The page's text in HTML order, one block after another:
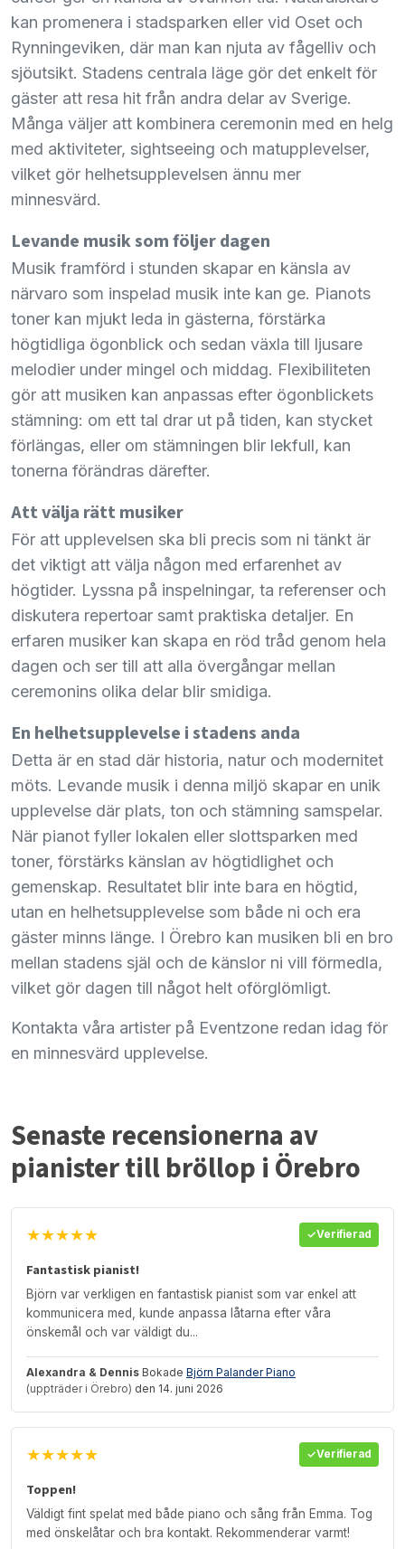
kan promenera i stadsparken eller vid Oset och
Rynningeviken, där man kan njuta av fågelliv och
sjöutsikt. Stadens centrala läge gör det enkelt för
gäster att resa hit från andra delar av Sverige.
Många väljer att kombinera ceremonin med en helg
med aktiviteter, sightseeing och matupplevelser,
vilket gör helhetsupplevelsen ännu mer
minnesvärd.
Levande musik som följer dagen
Musik framförd i stunden skapar en känsla av
närvaro som inspelad musik inte kan ge. Pianots
toner kan mjukt leda in gästerna, förstärka
högtidliga ögonblick och sedan växla till ljusare
melodier under mingel och middag. Flexibiliteten
gör att musiken kan anpassas efter ögonblickets
stämning: om ett tal drar ut på tiden, kan stycket
förlängas, eller om stämningen blir lekfull, kan
tonerna förändras därefter.
Att välja rätt musiker
För att upplevelsen ska bli precis som ni tänkt är
det viktigt att välja någon med erfarenhet av
högtider. Lyssna på inspelningar, ta referenser och
diskutera repertoar samt praktiska detaljer. En
erfaren musiker kan skapa en röd tråd genom hela
dagen och ser till att alla övergångar mellan
ceremonins olika delar blir smidiga.
En helhetsupplevelse i stadens anda
Detta är en stad där historia, natur och modernitet
möts. Levande musik i denna miljö skapar en unik
upplevelse där plats, ton och stämning samspelar.
När pianot fyller lokalen eller slottsparken med
toner, förstärks känslan av högtidlighet och
gemenskap. Resultatet blir inte bara en högtid,
utan en helhetsupplevelse som både ni och era
gäster minns länge. I Örebro kan musiken bli en bro
mellan stadens själ och de känslor ni vill förmedla,
vilket gör dagen till något helt oförglömligt.
Kontakta våra artister på Eventzone redan idag för
en minnesvärd upplevelse.
Senaste recensionerna av
pianister till bröllop i Örebro
★★★★★ Verifierad
Fantastisk pianist!
Björn var verkligen en fantastisk pianist som var enkel att
kommunicera med, kunde anpassa låtarna efter våra
önskemål och var väldigt du...
Alexandra & Dennis Bokade Björn Palander Piano
(uppträder i Örebro) den 14. juni 2026
★★★★★ Verifierad
Toppen!
Väldigt fint spelat med både piano och sång från Emma. Tog
med önskelåtar och bra kontakt. Rekommenderar varmt!